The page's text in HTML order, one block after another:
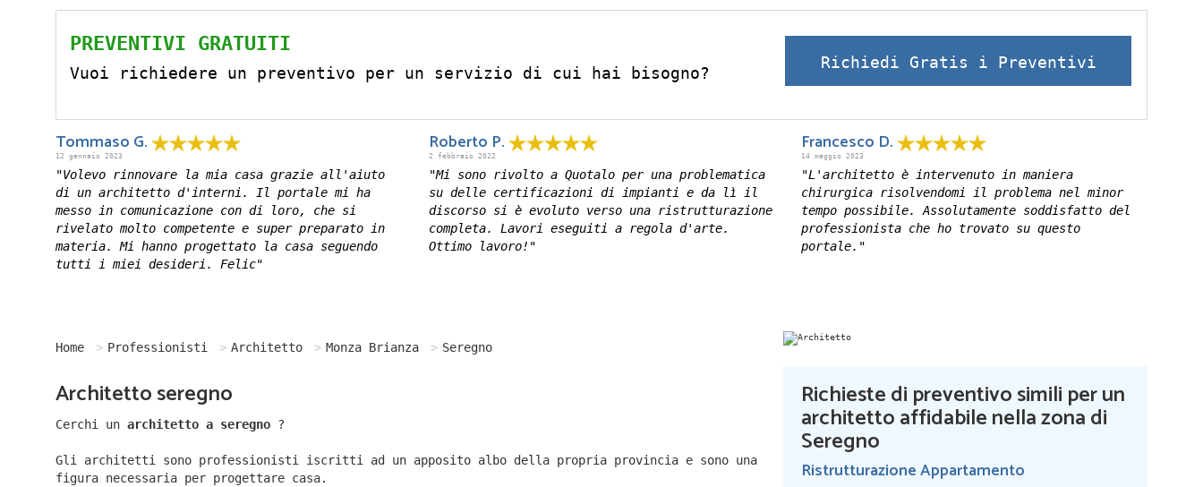
PREVENTIVI GRATUITI
Vuoi richiedere un preventivo per un servizio di cui hai bisogno?
Richiedi Gratis i Preventivi
Tommaso G.
12 gennaio 2023
"Volevo rinnovare la mia casa grazie all'aiuto
di un architetto d'interni. Il portale mi ha
messo in comunicazione con di loro, che si
rivelato molto competente e super preparato in
materia. Mi hanno progettato la casa seguendo
tutti i miei desideri. Felic"
Roberto P.
2 febbraio 2022
"Mi sono rivolto a Quotalo per una problematica
su delle certificazioni di impianti e da lì il
discorso si è evoluto verso una ristrutturazione
completa. Lavori eseguiti a regola d'arte.
Ottimo lavoro!"
Francesco D.
14 maggio 2023
"L'architetto è intervenuto in maniera
chirurgica risolvendomi il problema nel minor
tempo possibile. Assolutamente soddisfatto del
professionista che ho trovato su questo
portale."
Home Professionisti Architetto Monza Brianza Seregno
Architetto seregno
Cerchi un architetto a seregno ?
Gli architetti sono professionisti iscritti ad un apposito albo della propria provincia e sono una
figura necessaria per progettare casa.
Richieste di preventivo simili per un
architetto affidabile nella zona di
Seregno
Ristrutturazione Appartamento